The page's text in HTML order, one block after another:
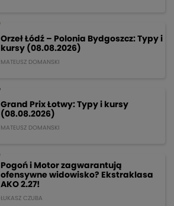
Orzeł Łódź – Polonia Bydgoszcz: Typy i
kursy (08.08.2026)
MATEUSZ DOMANSKI
Grand Prix Łotwy: Typy i kursy
(08.08.2026)
MATEUSZ DOMANSKI
Pogoń i Motor zagwarantują
ofensywne widowisko? Ekstraklasa
AKO 2.27!
ŁUKASZ CZUBA